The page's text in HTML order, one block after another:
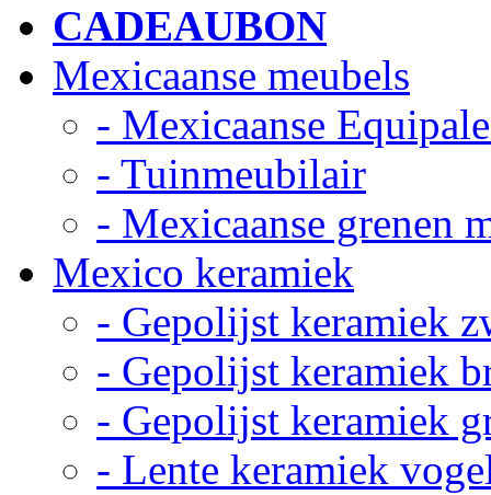
CADEAUBON
Mexicaanse meubels
- Mexicaanse
- Tuinmeubilair
- Mexicaanse grenen
Mexico keramiek
- Gepolijst keramiek
- Gepolijst keramiek
- Gepolijst keramiek
- Lente keramiek